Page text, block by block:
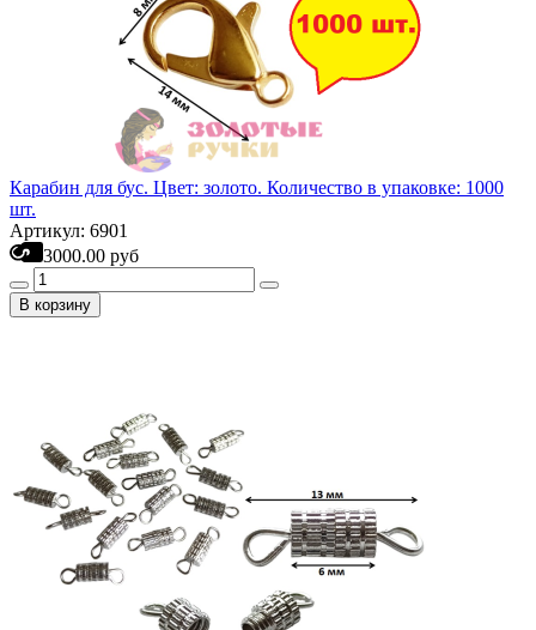
Карабин для бус. Цвет: золото. Количество в упаковке: 1000
шт.
Артикул: 6901
3000.00 руб
В корзину